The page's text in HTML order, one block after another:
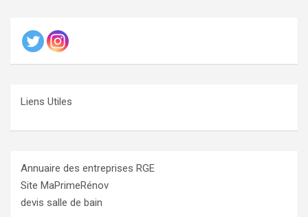
Liens Utiles
Annuaire des entreprises RGE
Site MaPrimeRénov
devis salle de bain